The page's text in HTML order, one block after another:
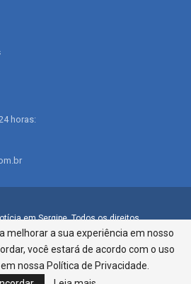
horas:
em Sergipe. Todos os direitos
reservados.
Silveira 276, Bairro São José |
030, Fone: 79.2106.8000 - CI Centro de
LTDA
melhorar a sua experiência em nosso
você estará de acordo com o uso
nossa Política de Privacidade.